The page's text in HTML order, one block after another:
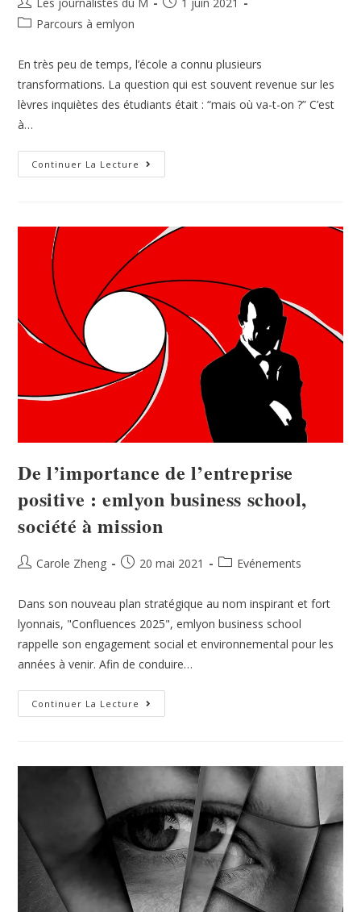
Les journalistes du M
1 juin 2021
Parcours à emlyon
En très peu de temps, l’école a connu plusieurs
transformations. La question qui est souvent revenue sur les
lèvres inquiètes des étudiants était : “mais où va-t-on ?” C’est
à…
Continuer La Lecture
De l’importance de l’entreprise
positive : emlyon business school,
société à mission
Carole Zheng 20 mai 2021 Evénements
Dans son nouveau plan stratégique au nom inspirant et fort
lyonnais, "Confluences 2025", emlyon business school
rappelle son engagement social et environnemental pour les
années à venir. Afin de conduire…
Continuer La Lecture